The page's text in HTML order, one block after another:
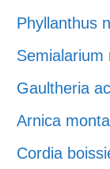
Phyllanthus
Semialarium
Gaultheria
Arnica
Cordia